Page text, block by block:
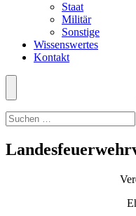
Staat
Militär
Sonstige
Wissenswertes
Kontakt
Menü
nach: